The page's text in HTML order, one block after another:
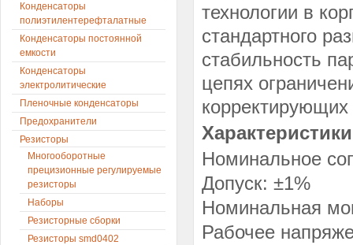
технологии в
стандартного
стабильность
цепях
Номинальное
Допуск: ±1%
Номинальная
Рабочее
Конденсаторы
полиэтилентерефталатные
Конденсаторы постоянной
емкости
Конденсаторы
электролитические
Пленочные конденсаторы
Предохранители
Резисторы
Многооборотные
прецизионные регулируемые
резисторы
Наборы
Резисторные сборки
Резисторы smd0402